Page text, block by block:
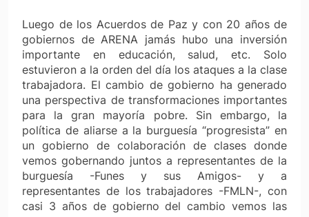
Luego de los Acuerdos de Paz y con 20 años de
gobiernos de ARENA jamás hubo una inversión
importante en educación, salud, etc. Solo
estuvieron a la orden del día los ataques a la clase
trabajadora. El cambio de gobierno ha generado
una perspectiva de transformaciones importantes
para la gran mayoría pobre. Sin embargo, la
política de aliarse a la burguesía “progresista” en
un gobierno de colaboración de clases donde
vemos gobernando juntos a representantes de la
burguesía -Funes y sus Amigos- y a
representantes de los trabajadores -FMLN-, con
casi 3 años de gobierno del cambio vemos las